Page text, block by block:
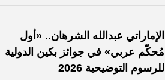
الإماراتي عبدالله الشرهان.. «أول
مُحكّم عربي» في جوائز بكين الدولية
للرسوم التوضيحية 2026